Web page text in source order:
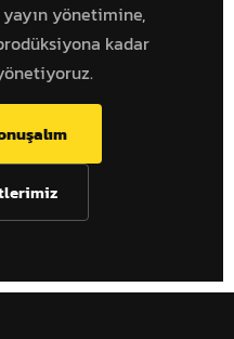
yönetimine,
kadar